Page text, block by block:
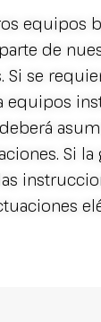
equipos
de
Si se
equipos
Si